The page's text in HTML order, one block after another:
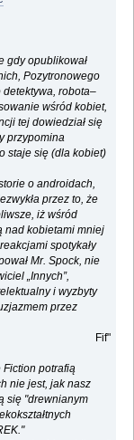
gdy opublikował
Pozytronowego
robota–
wśród kobiet,
tej dowiedział się
przypomina
staje się (dla kobiet)
o androidach,
przez to, że
iż wśród
nad kobietami mniej
spotykały
Mr. Spock, nie
„Innych”,
i wyzbyty
przez
Fif"
Fiction potrafią
nie jest, jak nasz
się "drewnianym